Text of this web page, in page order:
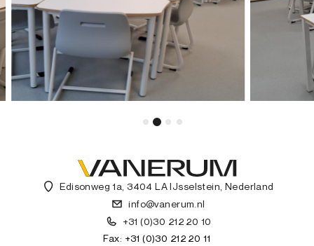
Edisonweg 1a, 3404 LA IJsselstein, Nederland
info@vanerum.nl
+31 (0)30 212 20 10
Fax: +31 (0)30 212 20 11